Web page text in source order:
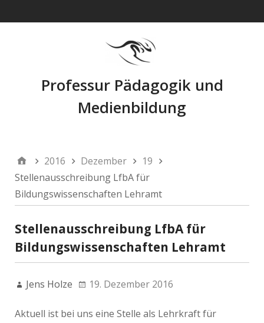
Professur Pädagogik und
Medienbildung
2016 Dezember
19
Stellenausschreibung LfbA für
Bildungswissenschaften Lehramt
Stellenausschreibung LfbA für
Bildungswissenschaften Lehramt
Jens Holze 19. Dezember 2016
Aktuell ist bei uns eine Stelle als Lehrkraft für